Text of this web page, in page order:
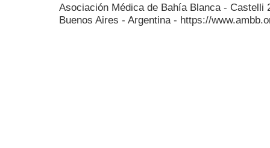
Asociación Médica de Bahía Blanca - Castelli
Buenos Aires - Argentina - https://